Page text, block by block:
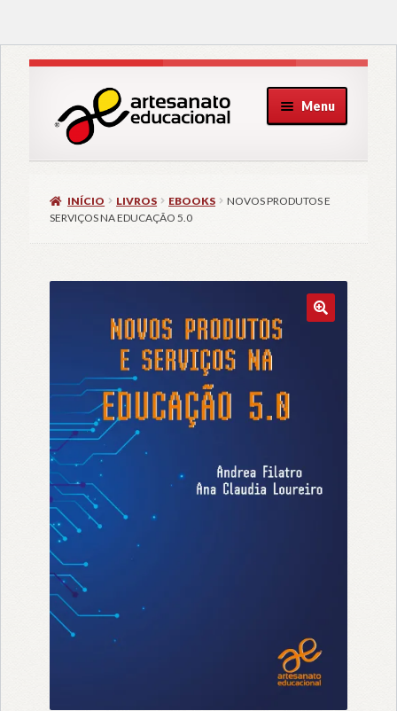
para
navegação
para
conteúdo
Menu
INÍCIO LIVROS EBOOKS
NOVOS PRODUTOS E
SERVIÇOS NA EDUCAÇÃO 5.0